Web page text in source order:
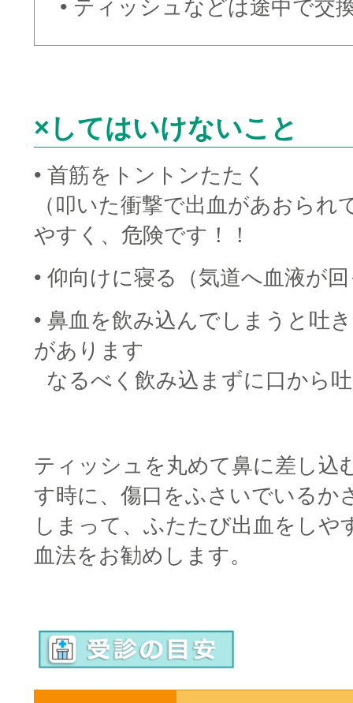
• ティッシュなどは途中で交
×してはいけないこと
• 首筋をトントンたたく
（叩いた衝撃で出血があおられ
やすく、危険です！！
• 仰向けに寝る（気道へ血液が
• 鼻血を飲み込んでしまうと吐
があります
なるべく飲み込まずに口から
ティッシュを丸めて鼻に差し込
す時に、傷口をふさいでいるか
しまって、ふたたび出血をしや
血法をお勧めします。